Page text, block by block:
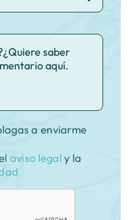
a enviarme
aviso legal y la